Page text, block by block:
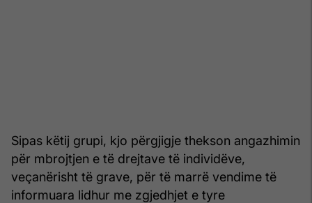
Sipas këtij grupi, kjo përgjigje thekson angazhimin
për mbrojtjen e të drejtave të individëve,
veçanërisht të grave, për të marrë vendime të
informuara lidhur me zgjedhjet e tyre